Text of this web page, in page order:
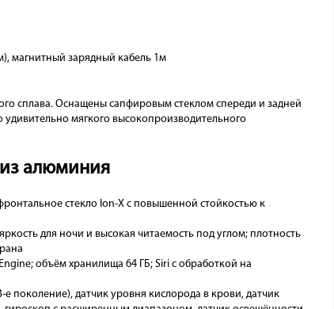
магнитный зарядный кабель 1м
сплава. Оснащены сапфировым стеклом спереди и задней
мягкого высокопроизводительного
из алюминия
стекло Ion-X с повышенной стойкостью к
для ночи и высокая читаемость под углом; плотность
объём хранилища 64 ГБ; Siri с обработкой на
поколение), датчик уровня кислорода в крови, датчик